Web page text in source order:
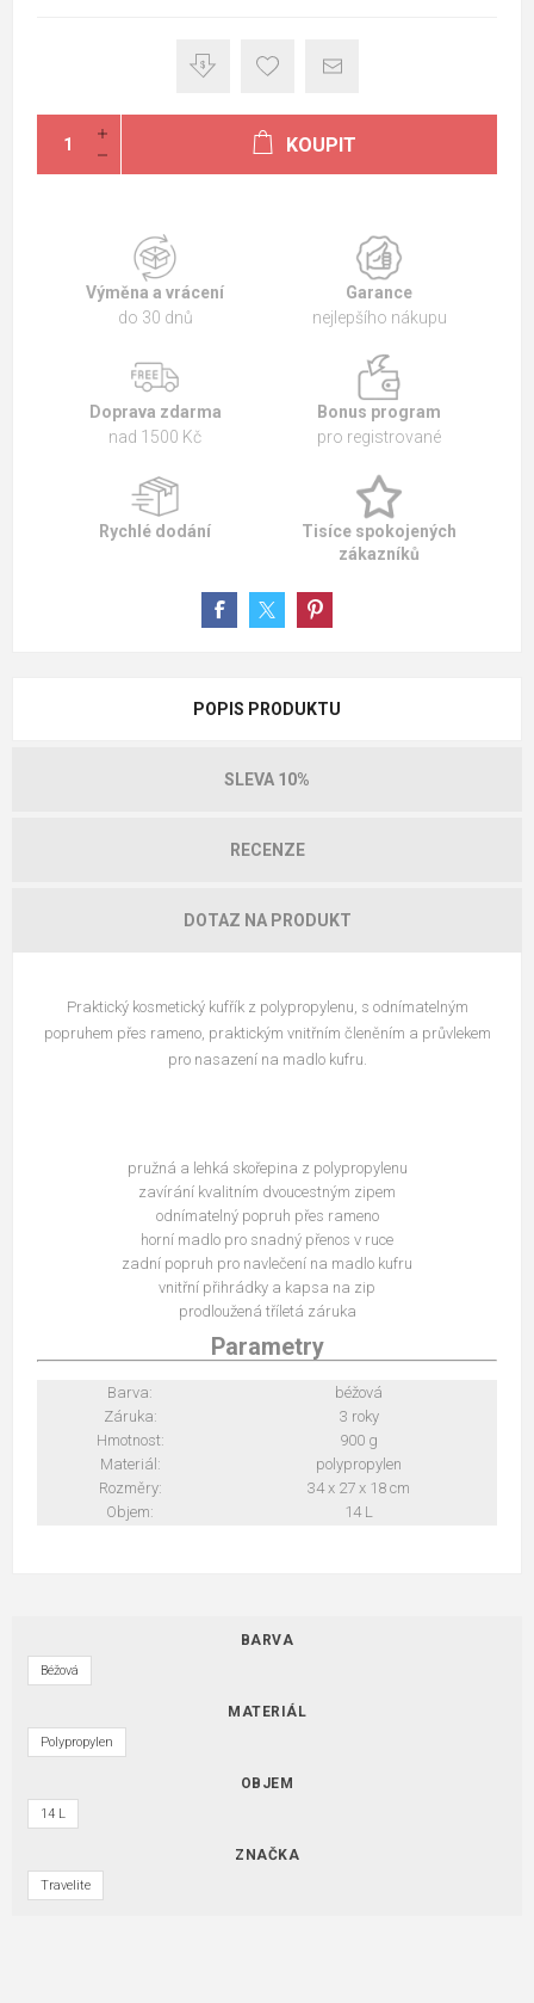
KOUPIT
Výměna a vrácení
do 30 dnů
Garance
nejlepšího nákupu
Doprava zdarma
nad 1500 Kč
Bonus program
pro registrované
Rychlé dodání
Tisíce spokojených
zákazníků
POPIS PRODUKTU
SLEVA 10%
RECENZE
DOTAZ NA PRODUKT
Praktický kosmetický kufřík z polypropylenu, s odnímatelným
popruhem přes rameno, praktickým vnitřním členěním a průvlekem
pro nasazení na madlo kufru.
pružná a lehká skořepina z polypropylenu
zavírání kvalitním dvoucestným zipem
odnímatelný popruh přes rameno
horní madlo pro snadný přenos v ruce
zadní popruh pro navlečení na madlo kufru
vnitřní přihrádky a kapsa na zip
prodloužená tříletá záruka
Parametry
Barva:
béžová
Záruka:
3 roky
Hmotnost:
900 g
Materiál:
polypropylen
Rozměry:
34 x 27 x 18 cm
Objem:
14 L
BARVA
Béžová
MATERIÁL
Polypropylen
OBJEM
14 L
ZNAČKA
Travelite